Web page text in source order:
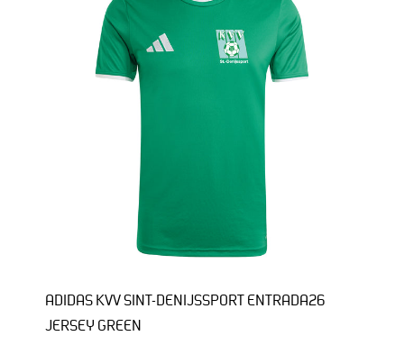
ADIDAS KVV SINT-DENIJSSPORT ENTRADA26
JERSEY GREEN